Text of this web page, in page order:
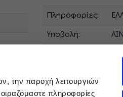
την παροχή λειτουργιών
πληροφορίες
Πληροφορίες:
Υποβολή: